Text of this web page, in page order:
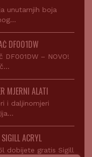
unutarnjih boja
DF001DW
DF001DW – NOVO!
MJERNI ALATI
i daljinomjeri
ACRYL
dobijete gratis Sigill